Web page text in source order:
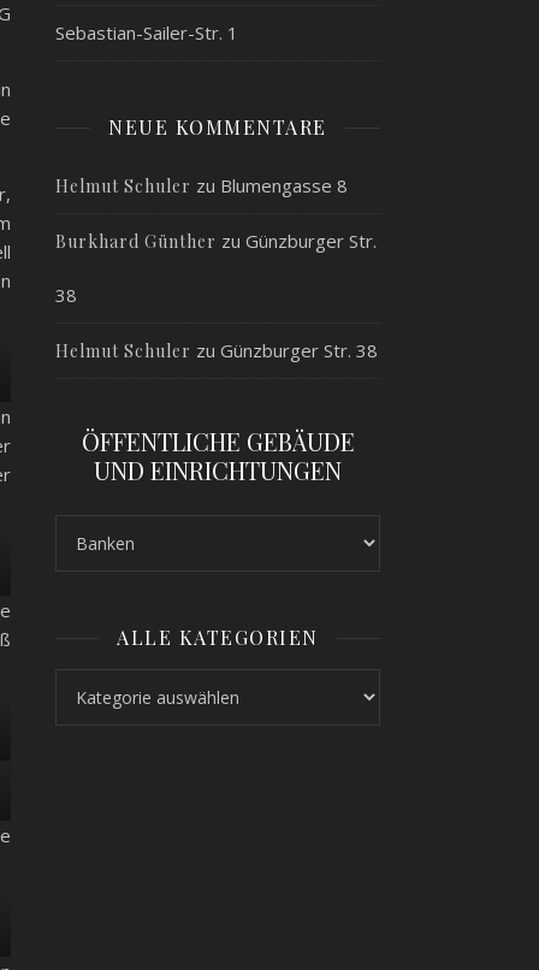
Sebastian-Sailer-Str. 1
NEUE KOMMENTARE
Helmut Schuler zu Blumengasse 8
Burkhard Günther zu Günzburger Str.
38
Helmut Schuler zu Günzburger Str. 38
ÖFFENTLICHE GEBÄUDE
UND EINRICHTUNGEN
ALLE KATEGORIEN